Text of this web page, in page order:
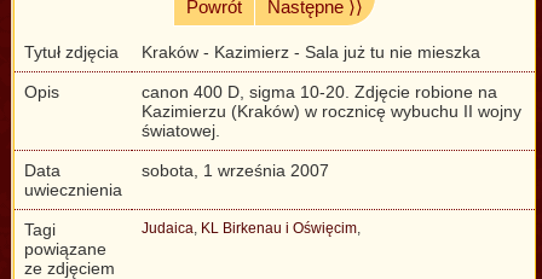
Powrót Następne ⟩⟩
Tytuł zdjęcia Kraków - Kazimierz - Sala już tu nie mieszka
Opis
canon 400 D, sigma 10-20. Zdjęcie robione na
Kazimierzu (Kraków) w rocznicę wybuchu II wojny
światowej.
Data
uwiecznienia
sobota, 1 września 2007
Tagi
powiązane
ze zdjęciem
Judaica KL Birkenau i Oświęcim,